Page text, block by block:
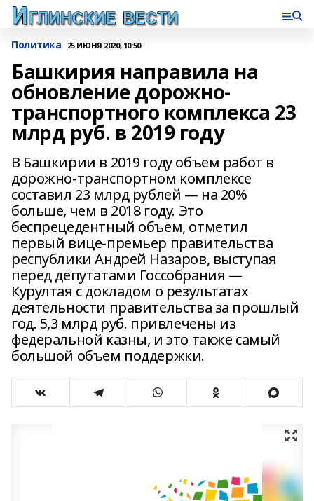
Политика 25 ИЮНЯ 2020, 10:50
Башкирия направила на
обновление дорожно-
транспортного комплекса 23
млрд руб. в 2019 году
В Башкирии в 2019 году объем работ в
дорожно-транспортном комплексе
составил 23 млрд рублей — на 20%
больше, чем в 2018 году. Это
беспрецедентный объем, отметил
первый вице-премьер правительства
республики Андрей Назаров, выступая
перед депутатами Госсобрания —
Курултая с докладом о результатах
деятельности правительства за прошлый
год. 5,3 млрд руб. привлечены из
федеральной казны, и это также самый
большой объем поддержки.